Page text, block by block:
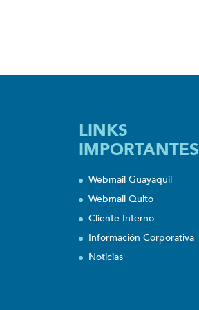
LINKS
IMPORTANTES
Webmail Guayaquil
Webmail Quito
Cliente Interno
Información Corporativa
Noticias